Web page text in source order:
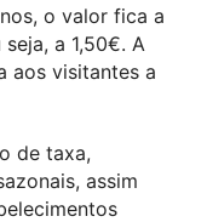
o valor fica a
a 1,50€. A
aos visitantes a
de taxa,
assim